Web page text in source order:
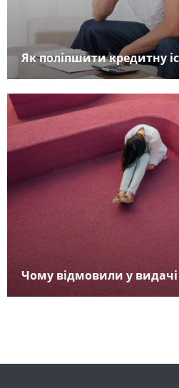
Як поліпшити кредитну
Чому відмовили у